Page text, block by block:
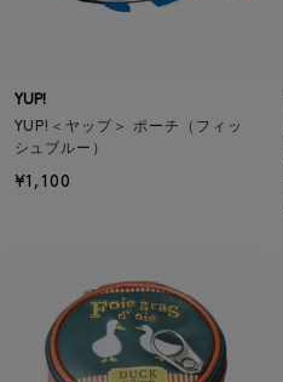
YUP!
YUP!＜ヤップ＞ ポーチ（フィッ
シュブルー）
¥1,100